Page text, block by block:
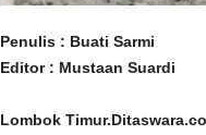
Penulis : Buati Sarmi
Editor : Mustaan Suardi
Lombok